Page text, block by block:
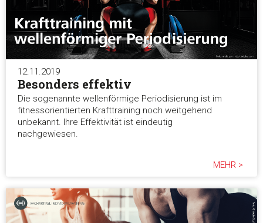
12.11.2019
Besonders effektiv
Die sogenannte wellenförmige Periodisierung ist im
fitnessorientierten Krafttraining noch weitgehend
unbekannt. Ihre Effektivität ist eindeutig
nachgewiesen.
MEHR >